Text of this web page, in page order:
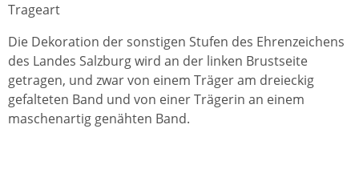
Trageart
Die Dekoration der sonstigen Stufen des Ehrenzeichens
des Landes Salzburg wird an der linken Brustseite
getragen, und zwar von einem Träger am dreieckig
gefalteten Band und von einer Trägerin an einem
maschenartig genähten Band.